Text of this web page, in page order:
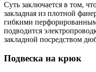
Суть заключается в том,
закладная из плотной
гибкими
подводится
закладной посредством
Подвеска на крюк